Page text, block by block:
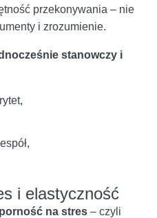
przekonywania – nie
i zrozumienie.
stanowczy i
i elastyczność
na stres – czyli